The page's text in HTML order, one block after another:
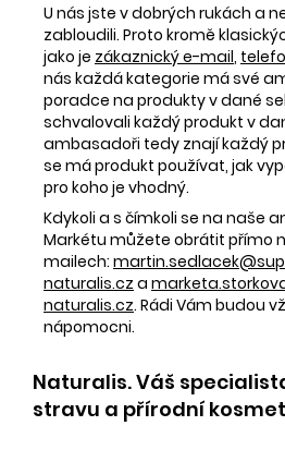
U nás jste v dobrých rukách a
zabloudili. Proto kromě
jako je zákaznický e-mail,
nás každá kategorie má své
poradce na produkty v dané
schvalovali každý produkt v
ambasadoři tedy znají každý
se má produkt používat, jak
pro koho je vhodný.
Kdykoli a s čímkoli se na naše
Markétu můžete obrátit přímo
mailech:
naturalis.cz a
naturalis.cz. Rádi Vám budou
nápomocni.
Naturalis. Váš
stravu a přírodní